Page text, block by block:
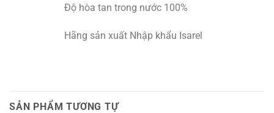
Độ hòa tan trong nước 100%
Hãng sản xuất Nhập khẩu Isarel
SẢN PHẨM TƯƠNG TỰ